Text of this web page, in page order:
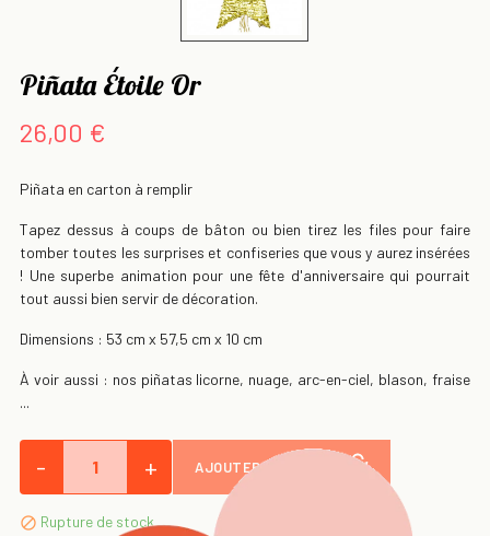
Piñata Étoile Or
26,00 €
Piñata en carton à remplir
Tapez dessus à coups de bâton ou bien tirez les files pour faire
tomber toutes les surprises et confiseries que vous y aurez insérées
! Une superbe animation pour une fête d'anniversaire qui pourrait
tout aussi bien servir de décoration.
Dimensions : 53 cm x 57,5 cm x 10 cm
À voir aussi : nos piñatas licorne, nuage, arc-en-ciel, blason, fraise
...
- + AJOUTER AU PANIER
 Rupture de stock